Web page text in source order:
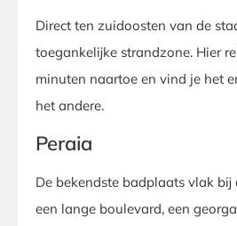
Direct ten zuidoosten van de
toegankelijke strandzone. Hier
minuten naartoe en vind je het
het andere.
Peraia
De bekendste badplaats vlak bij
een lange boulevard, een